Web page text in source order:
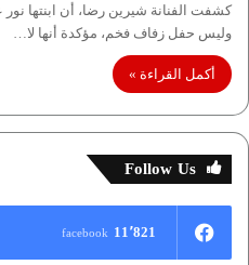
كشفت الفنانة شيرين رضا، أن ابنتها
وليس حفل زفاف فخم، مؤكدة أنها لا…
أكمل القراءة »
Follow Us
11٬821 facebook